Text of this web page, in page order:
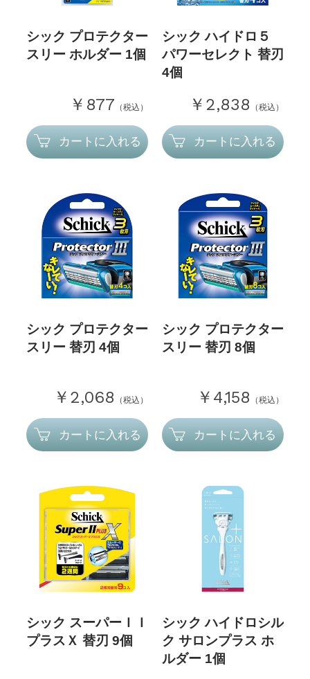
シック プロテクター
スリー ホルダー 1個
￥877 （税込）
カートに入れる
シック ハイドロ５
パワーセレクト 替刃
4個
￥2,838 （税込）
カートに入れる
シック プロテクター
スリー 替刃 4個
￥2,068 （税込）
カートに入れる
シック プロテクター
スリー 替刃 8個
￥4,158 （税込）
カートに入れる
シック スーパーＩＩ
プラスＸ 替刃 9個
シック ハイドロシル
ク サロンプラス ホ
ルダー 1個